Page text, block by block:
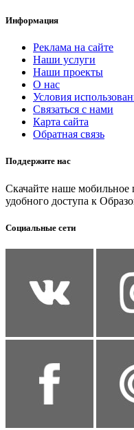
Информация
Реклама на сайте
Наши услуги
Наши проекты
О нас
Условия
Связаться с нами
Карта сайта
Обратная связь
Поддержите нас
Скачайте наше мобильное
удобного доступа к
Социальные сети